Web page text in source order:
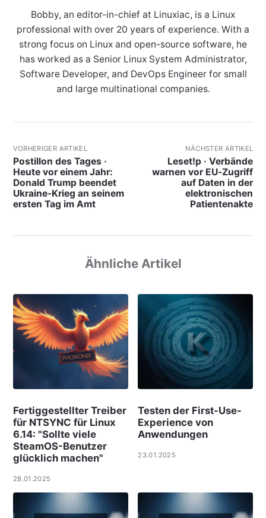
Bobby, an editor-in-chief at Linuxiac, is a Linux
professional with over 20 years of experience. With a
strong focus on Linux and open-source software, he
has worked as a Senior Linux System Administrator,
Software Developer, and DevOps Engineer for small
and large multinational companies.
VORHERIGER ARTIKEL
Postillon des Tages ·
Heute vor einem Jahr:
Donald Trump beendet
Ukraine-Krieg an seinem
ersten Tag im Amt
NÄCHSTER ARTIKEL
Leset!p · Verbände
warnen vor EU‑Zugriff
auf Daten in der
elektronischen
Patientenakte
Ähnliche Artikel
Fertiggestellter Treiber
für NTSYNC für Linux
6.14: "Sollte viele
SteamOS-Benutzer
glücklich machen"
28.01.2025
Testen der First-Use-
Experience von
Anwendungen
23.01.2025